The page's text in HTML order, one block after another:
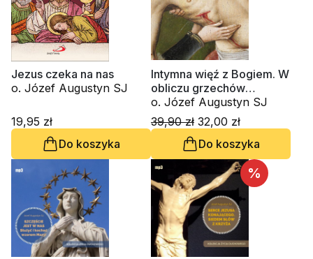
Jezus czeka na nas
o. Józef Augustyn SJ
19,95 zł
Do koszyka
Intymna więź z Bogiem. W
obliczu grzechów
Kościoła i świata
o. Józef Augustyn SJ
39,90 zł 32,00 zł
Do koszyka
%